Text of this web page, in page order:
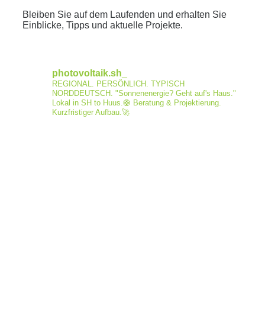
Bleiben Sie auf dem Laufenden und erhalten Sie
Einblicke, Tipps und aktuelle Projekte.
photovoltaik.sh_
REGIONAL. PERSÖNLICH. TYPISCH
NORDDEUTSCH.
"Sonnenenergie? Geht auf's Haus."
Lokal in SH to Huus.🛟 Beratung & Projektierung.
Kurzfristiger Aufbau.🚀